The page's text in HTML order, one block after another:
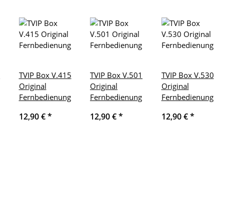
TVIP Box V.415
Original
Fernbedienung
12,90 €*
TVIP Box V.501
Original
Fernbedienung
12,90 €*
TVIP Box V.530
Original
Fernbedienung
12,90 €*